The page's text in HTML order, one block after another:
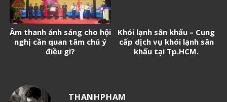
Âm thanh ánh sáng cho hội
nghị cần quan tâm chú ý
điều gì?
Khói lạnh sân khấu – Cung
cấp dịch vụ khói lạnh sân
khấu tại Tp.HCM.
THANHPHAM